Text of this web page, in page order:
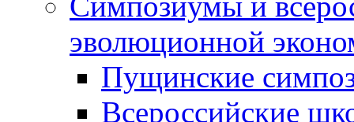
эволюционной
Пущинские
Всероссийские